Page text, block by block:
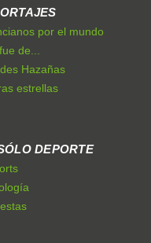
por el mundo
de...
Hazañas
estrellas
DEPORTE